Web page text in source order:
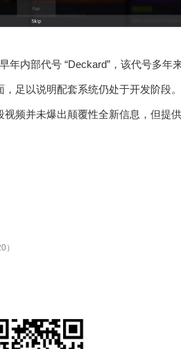
年内部代号 “Deckard”，该代号多年
足以说明配套系统仍处于开发阶段
频并未爆出颠覆性全新信息，但提
）